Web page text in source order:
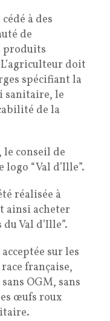
à des
de
produits
doit
spécifiant la
sanitaire, le
de la
le conseil de
“Val d’Ille”.
réalisée à
ainsi acheter
Val d’Ille”.
sur les
française,
OGM, sans
œufs roux